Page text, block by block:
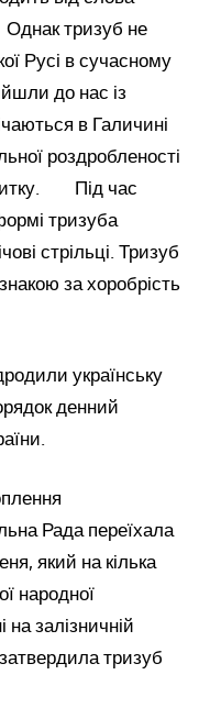
тризуб не
Русі в сучасному
до нас із
в Галичині
роздробленості
Під час
тризуба
стрільці. Тризуб
за хоробрість
українську
денний
Рада переїхала
який на кілька
народної
залізничній
тризуб